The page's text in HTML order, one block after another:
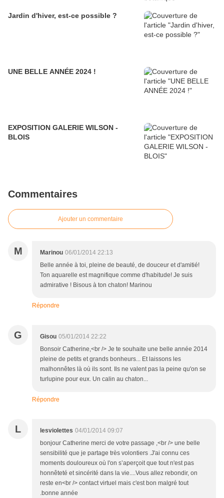
Jardin d'hiver, est-ce possible ?
UNE BELLE ANNÉE 2024 !
EXPOSITION GALERIE WILSON -
BLOIS
Commentaires
Ajouter un commentaire
M Marinou 06/01/2014 22:13
Belle année à toi, pleine de beauté, de douceur et d'amitié!
Ton aquarelle est magnifique comme d'habitude! Je suis
admirative ! Bisous à ton chaton! Marinou
Répondre
G Gisou 05/01/2014 22:22
Bonsoir Catherine,<br /> Je te souhaite une belle année 2014
pleine de petits et grands bonheurs... Et laissons les
malhonnêtes là où ils sont. Ils ne valent pas la peine qu'on se
turlupine pour eux. Un calin au chaton...
Répondre
L lesviolettes 04/01/2014 09:07
bonjour Catherine merci de votre passage ,<br /> une belle
sensibilité que je partage très volontiers .J'ai connu ces
moments douloureux où l'on s’aperçoit que tout n'est pas
honnêteté et sincérité dans la vie....Vous allez rebondir, on
reste en<br /> contact virtuel mais c'est bon malgré tout
.bonne année